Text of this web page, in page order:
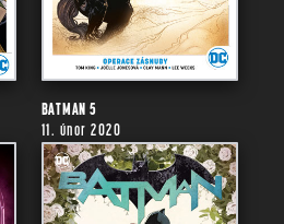
BATMAN 5
11. únor 2020